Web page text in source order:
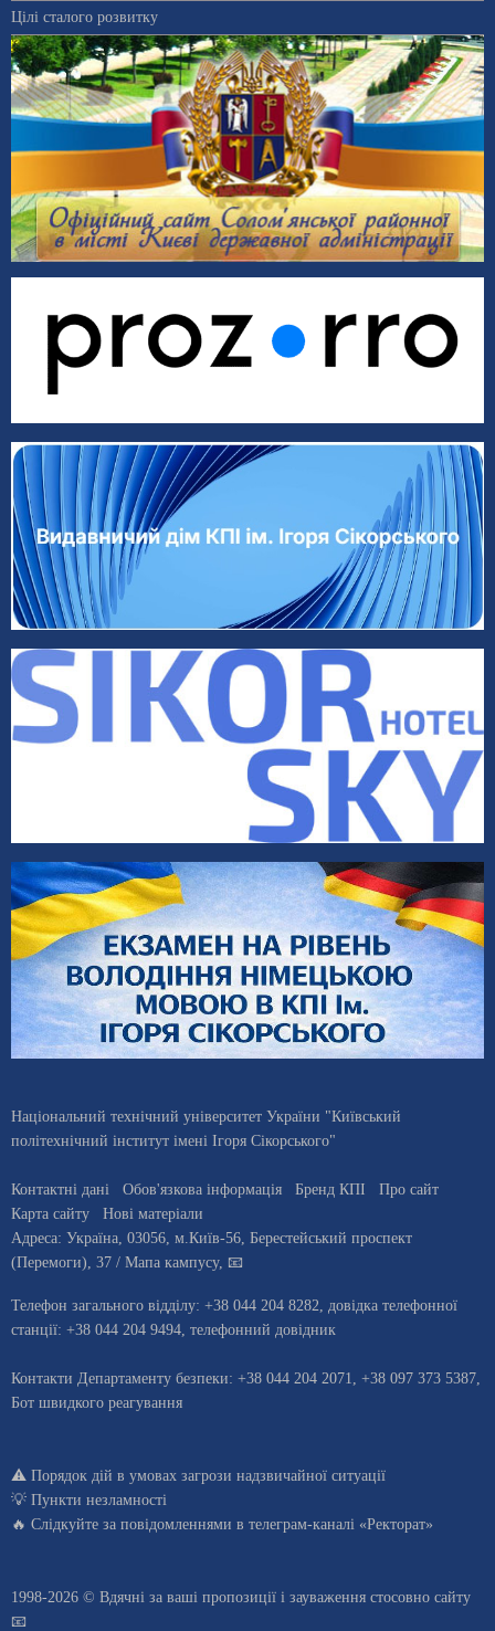
Цілі сталого розвитку
Національний технічний університет України "Київський
політехнічний інститут імені Ігоря Сікорського"
Контактні дані Обов'язкова інформація Бренд КПІ
Про сайт
Карта сайту
Нові матеріали
Адреса: Україна, 03056, м.Київ-56, Берестейський проспект
(Перемоги), 37 / Мапа кампусу, 📧
Телефон загального відділу: +38 044 204 8282, довiдка телефонної
станцiї: +38 044 204 9494, телефонний довідник
Контакти Департаменту безпеки: +38 044 204 2071, +38 097 373 5387,
Бот швидкого реагування
⚠️ Порядок дій в умовах загрози надзвичайної ситуації
💡 Пункти незламності
🔥 Слідкуйте за повідомленнями в телеграм-каналі «Ректорат»
1998-2026 © Вдячні за ваші пропозиції і зауваження стосовно сайту
📧